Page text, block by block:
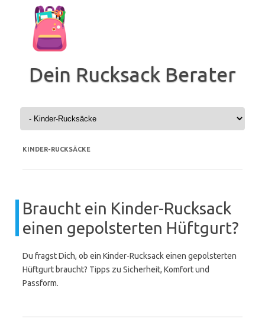
springen
Dein Rucksack Berater
KINDER-RUCKSÄCKE
Braucht ein Kinder-Rucksack
einen gepolsterten Hüftgurt?
Du fragst Dich, ob ein Kinder-Rucksack einen gepolsterten
Hüftgurt braucht? Tipps zu Sicherheit, Komfort und
Passform.